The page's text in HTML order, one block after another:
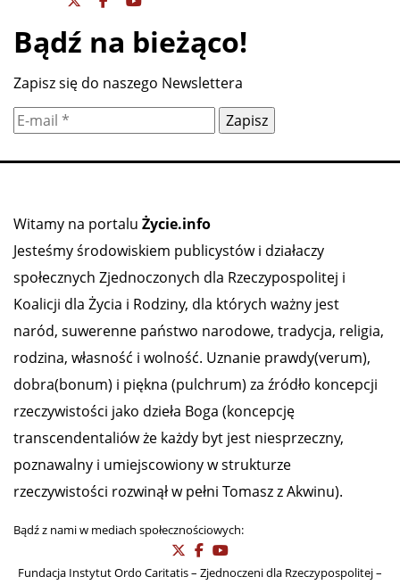
Bądź na bieżąco!
Zapisz się do naszego Newslettera
Witamy na portalu Życie.info
Jesteśmy środowiskiem publicystów i działaczy
społecznych Zjednoczonych dla Rzeczypospolitej i
Koalicji dla Życia i Rodziny, dla których ważny jest
naród, suwerenne państwo narodowe, tradycja, religia,
rodzina, własność i wolność. Uznanie prawdy(verum),
dobra(bonum) i piękna (pulchrum) za źródło koncepcji
rzeczywistości jako dzieła Boga (koncepcję
transcendentaliów że każdy byt jest niesprzeczny,
poznawalny i umiejscowiony w strukturze
rzeczywistości rozwinął w pełni Tomasz z Akwinu).
Bądź z nami w mediach społecznościowych:
Fundacja Instytut Ordo Caritatis – Zjednoczeni dla Rzeczypospolitej –